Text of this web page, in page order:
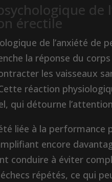
érectile
de l’anxiété
la réponse du
les vaisseaux
réaction
qui détourne
liée à la
encore
conduire à éviter
répétés, ce qui